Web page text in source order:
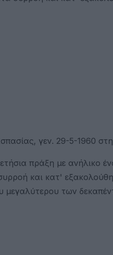
γεν. 29-5-1960
πράξη με ανήλικο
και κατ'
μεγαλύτερου των